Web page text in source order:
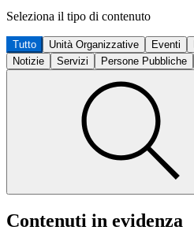
Seleziona il tipo di contenuto
Tutto Unità Organizzative Eventi
Notizie
Servizi Persone Pubbliche
Contenuti in evidenza